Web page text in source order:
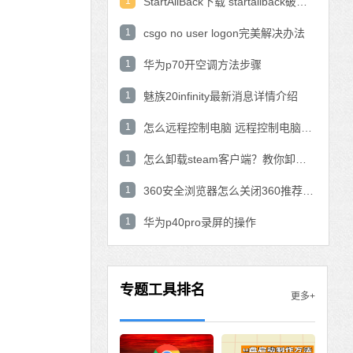
1 csgo no user logon完美解决办法
1 华为p70开空调方法步骤
1 魅族20infinity最新消息详情介绍
1
1
1
1 华为p40pro录屏的操作
专题工具排名 更多+